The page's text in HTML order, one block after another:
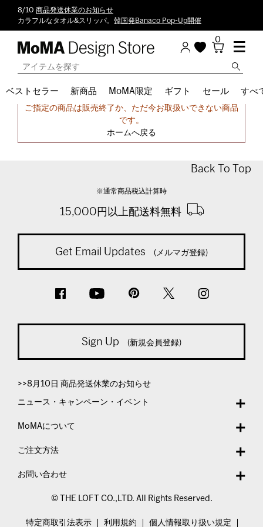
8/10 商品発送休業のお知らせ
カラフルなタオル&スリッパ。 韓国発Banaco Pop-Up開催
0
ベストセラー 新商品 MoMA限定 ギフト セール すべ
申し訳ございません。
ご指定の商品は販売終了か、ただ今お取扱いできない商品
です。
ホームへ戻る
Back To Top
※通常商品税込計算時
15,000円以上配送料無料
Get Email Updates (メルマガ登録)
Sign Up (新規会員登録)
>>8月10日 商品発送休業のお知らせ
ニュース・キャンペーン・イベント
MoMAについて
ご注文方法
お問い合わせ
© THE LOFT CO.,LTD. All Rights Reserved.
特定商取引法表示 利用規約 個人情報取り扱い規定